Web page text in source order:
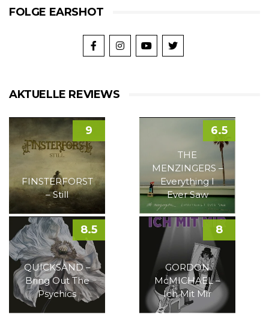
FOLGE EARSHOT
AKTUELLE REVIEWS
FINSTERFORST
– Still
9
THE
MENZINGERS –
Everything I
Ever Saw
6.5
QUICKSAND –
Bring Out The
Psychics
8.5
GORDON
McMICHAEL –
Ich Mit Mir
8